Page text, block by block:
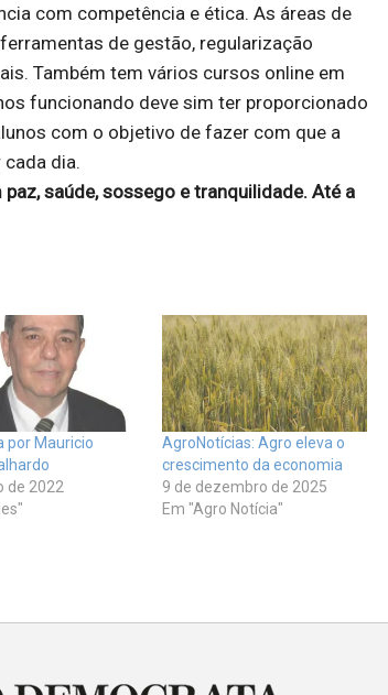
com competência e ética. As áreas de
de gestão, regularização
Também tem vários cursos online em
funcionando deve sim ter proporcionado
com o objetivo de fazer com que a
dia.
saúde, sossego e tranquilidade. Até a
por Mauricio
de 2022
AgroNotícias: Agro eleva o
crescimento da economia
9 de dezembro de 2025
Em "Agro Notícia"